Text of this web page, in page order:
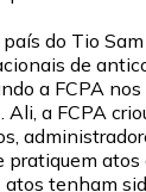
do Tio
de
a FCPA
a FCPA
atos tenham